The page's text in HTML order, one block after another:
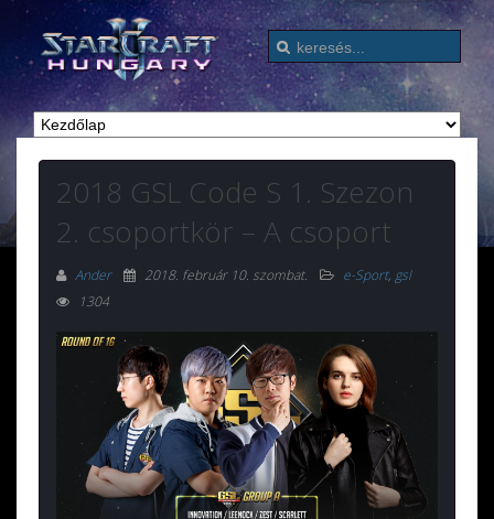
2018 GSL Code S 1. Szezon
2. csoportkör – A csoport
Ander 2018. február 10. szombat. e-Sport, gsl
1304